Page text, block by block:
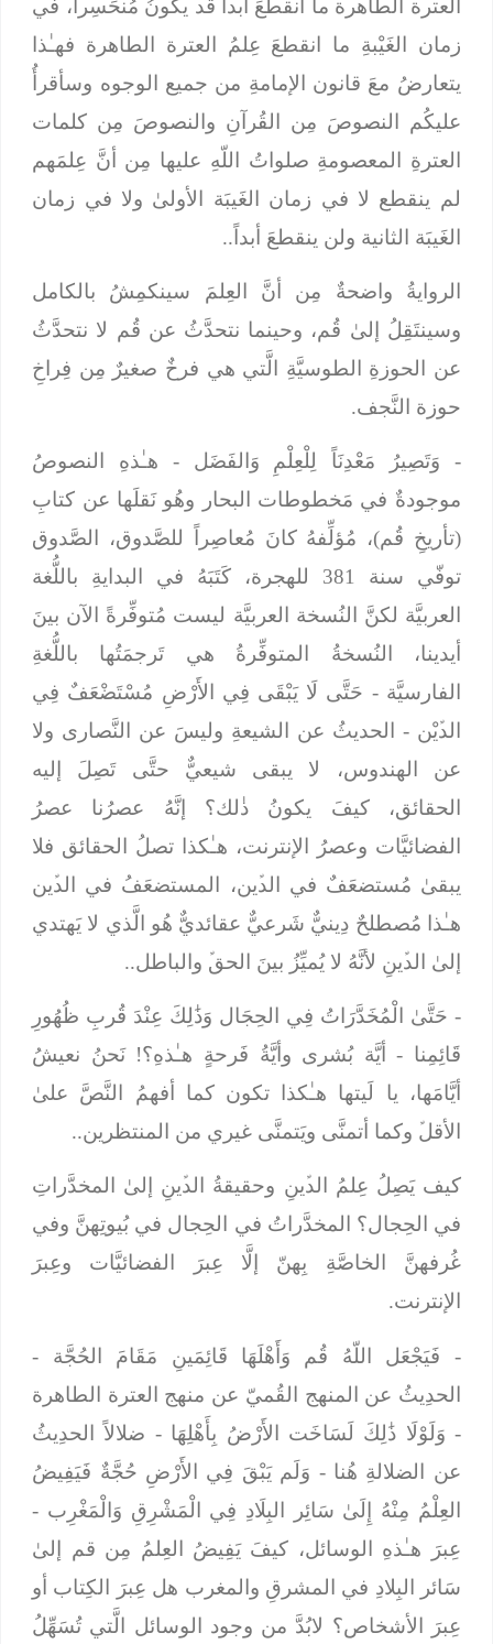
العترة الطاهرة ما انقطعَ أبداً قد يكونُ مُنحَسِراً، في
زمان الغَيْبةِ ما انقطعَ عِلمُ العترة الطاهرة فهـٰذا
يتعارضُ معَ قانون الإمامةِ من جميع الوجوه وسأقرأُ
عليكُم النصوصَ مِن القُرآنِ والنصوصَ مِن كلمات
العترةِ المعصومةِ صلواتُ اللّهِ عليها مِن أنَّ عِلمَهم
لم ينقطع لا في زمان الغَيبَة الأولىٰ ولا في زمان
الغَيبَة الثانية ولن ينقطعَ أبداً..
الروايةُ واضحةٌ مِن أنَّ العِلمَ سينكمِشُ بالكامل
وسينتَقِلُ إلىٰ قُم، وحينما نتحدَّثُ عن قُم لا نتحدَّثُ
عن الحوزةِ الطوسيَّةِ الَّتي هي فرخٌ صغيرٌ مِن فِراخِ
حوزة النَّجف.
- وَتَصِيرُ مَعْدِنَاً لِلْعِلْمِ وَالفَضَل - هـٰذهِ النصوصُ
موجودةٌ في مَخطوطات البحار وهُو نَقلَها عن كتابِ
(تأريخِ قُم)، مُؤلِّفهُ كانَ مُعاصِراً للصَّدوق، الصَّدوق
توفّي سنة 381 للهجرة، كَتَبَهُ في البدايةِ باللُّغة
العربيَّة لكنَّ النُسخة العربيَّة ليست مُتوفِّرةً الآن بينَ
أيدينا، النُسخةُ المتوفِّرةُ هي تَرجمَتُها باللُّغةِ
الفارسيَّة - حَتَّى لَا يَبْقَى فِي الأَرْضِ مُسْتَضْعَفٌ فِي
الدﱢيْن- الحديثُ عن الشيعةِ وليسَ عن النَّصارى ولا
عن الهندوس، لا يبقى شيعيٌّ حتَّى تَصِلَ إليه
الحقائق، كيفَ يكونُ ذٰلك؟ إنَّهُ عصرُنا عصرُ
الفضائيَّات وعصرُ الإنترنت، هـٰكذا تصلُ الحقائق فلا
يبقىٰ مُستضعَفٌ في الدﱢين، المستضعَفُ في الدﱢين
هـٰذا مُصطلحٌ دِينيٌّ شَرعيٌّ عقائديٌّ هُو الَّذي لا يَهتدي
إلىٰ الدﱢينِ لأنَّهُ لا يُميِّزُ بينَ الحقﱢ والباطل..
حَتَّىٰ الْمُخَدَّرَاتُ فِي الحِجَال وَذَٰلِكَ عِنْدَ قُربِ ظُهُورِ
قَائِمِنا - أيَّة بُشرى وأيَّةُ فَرحةٍ هـٰذهِ؟! نَحنُ نعيشُ
أيَّامَها، يا لَيتها هـٰكذا تكون كما أفهمُ النَّصَّ علىٰ
الأقلﱢ وكما أتمنَّى ويَتمنَّى غيري من المنتظرين..
كيف يَصِلُ عِلمُ الدﱢينِ وحقيقةُ الدﱢينِ إلىٰ المخدَّراتِ
في الحِجال؟ المخدَّراتُ في الحِجال في بُيوتِهنَّ وفي
غُرفهنَّ الخاصَّةِ بِهنّ إلَّا عِبرَ الفضائيَّات وعِبرَ
الإنترنت.
- فَيَجْعَل اللّهُ قُم وَأَهْلَهَا قَائِمَينِ مَقَامَ الحُجَّة-
الحدِيثُ عن المنهج القُميّ عن منهج العترة الطاهرة
- وَلَوْلَا ذَٰلِكَ لَسَاخَت الأَرْضُ بِأَهْلِهَا- ضلالاً الحدِيثُ
عن الضلالةِ هُنا - وَلَم يَبْقَ فِي الأَرْضِ حُجَّةٌ فَيَفِيضُ
العِلْمُ مِنْهُ إِلَىٰ سَائِر البِلَادِ فِي الْمَشْرِقِ وَالْمَغْرِب-
عِبرَ هـٰذهِ الوسائل، كيفَ يَفِيضُ العِلمُ مِن قم إلىٰ
سَائر البِلادِ في المشرقِ والمغرب هل عِبرَ الكِتاب أو
عِبرَ الأشخاص؟ لابُدَّ من وجود الوسائل الَّتي تُسَهِّلُ